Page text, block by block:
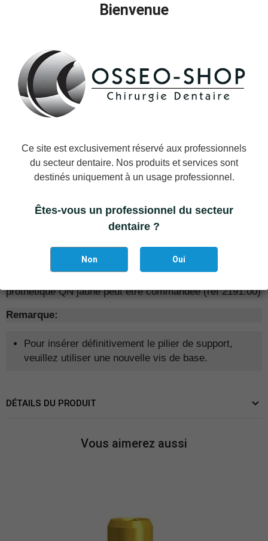
Le couple de serrage recommandé est
fréquemment utilisés pour diverses
cimentées. Ils respectent les conditions anatomiques et
permettent une esthétique et une hygiène élevées des
restaurations implanto-portées. Grâce à la ligne
d'épaulement préformée anatomiquement, ce pilier est
L'expansion progressive de la base du pilier est conçue
sans bords tranchants et contribueà créer unprofil
d'émergence fluide et continu correspondant à la
construction particulièrement robuste pour une stabilité
accrue avec deux rainures de guidage qui facilitent
prothétique QN jaune peut être commandée (réf 2191.00)
Remarque:
Pour insérer définitivement le pilier de support,
veuillez utiliser une nouvelle vis de base.
DÉTAILS DU PRODUIT
Vous aimerez aussi
Bienvenue
Ce site est exclusivement réservé aux professionnels
du secteur dentaire. Nos produits et services sont
destinés uniquement à un usage professionnel.
Êtes-vous un professionnel du secteur
dentaire ?
Non Oui